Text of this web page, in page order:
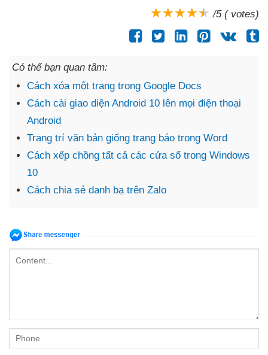
/5 ( votes)
Có thể bạn quan tâm:
Cách xóa một trang trong Google Docs
Cách cài giao diện Android 10 lên mọi điện thoại
Android
Trang trí văn bản giống trang báo trong Word
Cách xếp chồng tất cả các cửa sổ trong Windows
10
Cách chia sẻ danh bạ trên Zalo